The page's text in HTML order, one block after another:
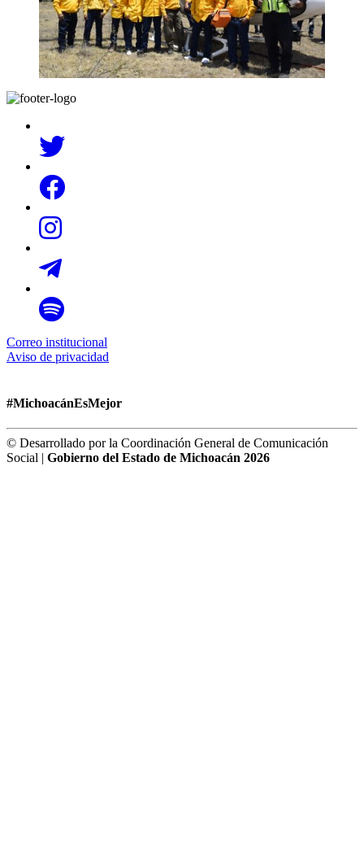
Correo institucional
Aviso de privacidad
#MichoacánEsMejor
© Desarrollado por la Coordinación General de Comunicación
Social | Gobierno del Estado de Michoacán 2026